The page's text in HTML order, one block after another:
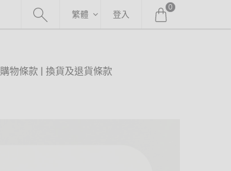
繁體 登入
0
購物條款 | 換貨及退貨條款